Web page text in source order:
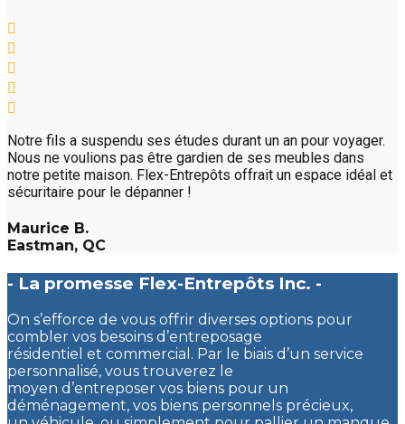
Notre fils a suspendu ses études durant un an pour voyager.
Nous ne voulions pas être gardien de ses meubles dans
notre petite maison. Flex-Entrepôts offrait un espace idéal et
sécuritaire pour le dépanner !
Maurice B.
Eastman, QC
- La promesse Flex-Entrepôts Inc. -
On s’efforce de vous offrir diverses options pour
combler vos besoins d’entreposage
résidentiel et commercial. Par le biais d’un service
personnalisé, vous trouverez le
moyen d’entreposer vos biens pour un
déménagement, vos biens personnels précieux,